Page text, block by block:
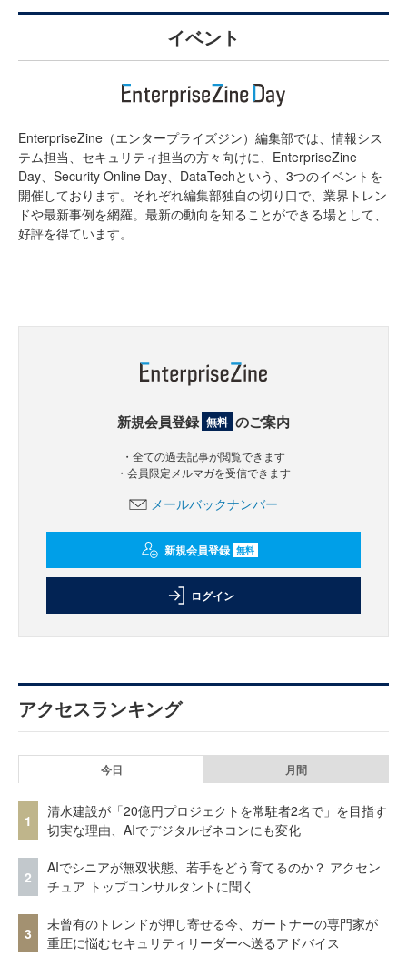
イベント
EnterpriseZine（エンタープライズジン）編集部では、情報シス
テム担当、セキュリティ担当の方々向けに、EnterpriseZine
Day、Security Online Day、DataTechという、3つのイベントを
開催しております。それぞれ編集部独自の切り口で、業界トレン
ドや最新事例を網羅。最新の動向を知ることができる場として、
好評を得ています。
新規会員登録 無料 のご案内
・全ての過去記事が閲覧できます
・会員限定メルマガを受信できます
メールバックナンバー
新規会員登録 無料
ログイン
アクセスランキング
今日 月間
1
清水建設が「20億円プロジェクトを常駐者2名で」を目指す
切実な理由、AIでデジタルゼネコンにも変化
2
AIでシニアが無双状態、若手をどう育てるのか？ アクセン
チュア トップコンサルタントに聞く
3
未曾有のトレンドが押し寄せる今、ガートナーの専門家が
重圧に悩むセキュリティリーダーへ送るアドバイス